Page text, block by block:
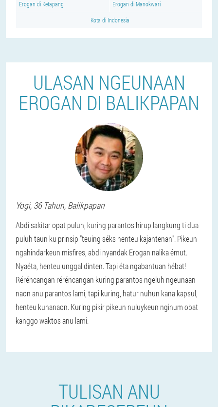
Erogan di Ketapang Erogan di Manokwari
Kota di Indonesia
ULASAN NGEUNAAN
EROGAN DI BALIKPAPAN
Yogi, 36 Tahun, Balikpapan
Abdi sakitar opat puluh, kuring parantos hirup langkung ti dua
puluh taun ku prinsip "teuing séks henteu kajantenan". Pikeun
ngahindarkeun misfires, abdi nyandak Erogan nalika émut.
Nyaéta, henteu unggal dinten. Tapi éta ngabantuan hébat!
Réréncangan réréncangan kuring parantos ngeluh ngeunaan
naon anu parantos lami, tapi kuring, hatur nuhun kana kapsul,
henteu kunanaon. Kuring pikir pikeun nuluykeun nginum obat
kanggo waktos anu lami.
TULISAN ANU